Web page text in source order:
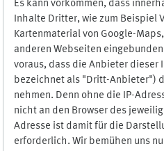
Es kann vorkommen, dass
Inhalte Dritter, wie zum Beispiel
Kartenmaterial von Google-
anderen Webseiten
voraus, dass die Anbieter dieser
bezeichnet als "Dritt-Anbieter")
nehmen. Denn ohne die IP-
nicht an den Browser des
Adresse ist damit für die
erforderlich. Wir bemühen uns